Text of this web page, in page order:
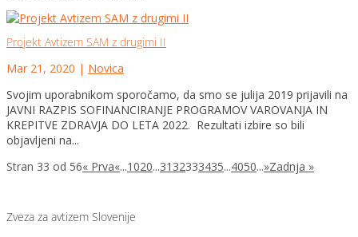
Projekt Avtizem SAM z drugimi II
Mar 21, 2020 | Novica
Svojim uporabnikom sporočamo, da smo se julija 2019 prijavili na
JAVNI RAZPIS SOFINANCIRANJE PROGRAMOV VAROVANJA IN
KREPITVE ZDRAVJA DO LETA 2022. Rezultati izbire so bili
objavljeni na...
Stran 33 od 56« Prva«...1020...31 32333435...4050...»Zadnja »
Zveza za avtizem Slovenije